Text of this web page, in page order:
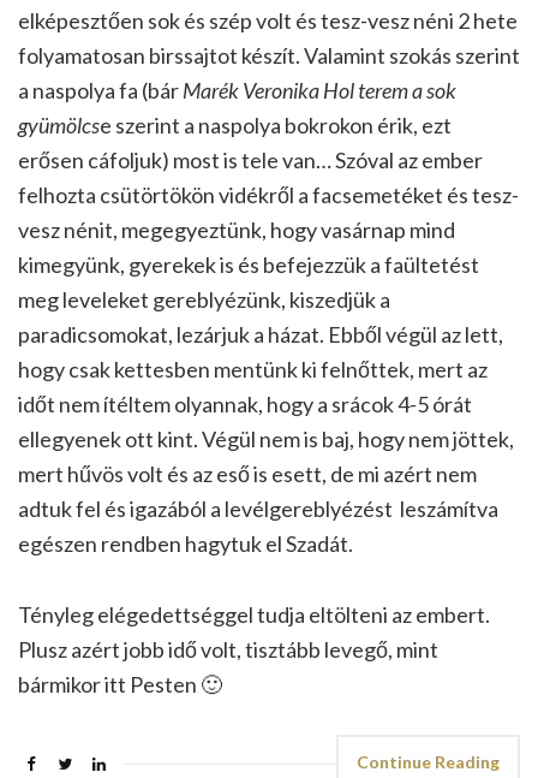
elképesztően sok és szép volt és tesz-vesz néni 2 hete
folyamatosan birssajtot készít. Valamint szokás szerint
a naspolya fa (bárMarék Veronika Hol terem a sok
gyümölcse szerint a naspolya bokrokon érik, ezt
erősen cáfoljuk) most is tele van… Szóval az ember
felhozta csütörtökön vidékről a facsemetéket és tesz-
vesz nénit, megegyeztünk, hogy vasárnap mind
kimegyünk, gyerekek is és befejezzük a faültetést
meg leveleket gereblyézünk, kiszedjük a
paradicsomokat, lezárjuk a házat. Ebből végül az lett,
hogy csak kettesben mentünk ki felnőttek, mert az
időt nem ítéltem olyannak, hogy a srácok 4-5 órát
ellegyenek ott kint. Végül nem is baj, hogy nem jöttek,
mert hűvös volt és az eső is esett, de mi azért nem
adtuk fel és igazából a levélgereblyézést leszámítva
egészen rendben hagytuk el Szadát.
Tényleg elégedettséggel tudja eltölteni az embert.
Plusz azért jobb idő volt, tisztább levegő, mint
bármikor itt Pesten 🙂
Continue Reading